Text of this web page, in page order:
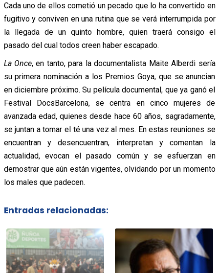
Cada uno de ellos cometió un pecado que lo ha convertido en
fugitivo y conviven en una rutina que se verá interrumpida por
la llegada de un quinto hombre, quien traerá consigo el
pasado del cual todos creen haber escapado.
La Once, en tanto, para la documentalista Maite Alberdi sería
su primera nominación a los Premios Goya, que se anuncian
en diciembre próximo. Su película documental, que ya ganó el
Festival DocsBarcelona, se centra en cinco mujeres de
avanzada edad, quienes desde hace 60 años, sagradamente,
se juntan a tomar el té una vez al mes. En estas reuniones se
encuentran y desencuentran, interpretan y comentan la
actualidad, evocan el pasado común y se esfuerzan en
demostrar que aún están vigentes, olvidando por un momento
los males que padecen.
Entradas relacionadas: